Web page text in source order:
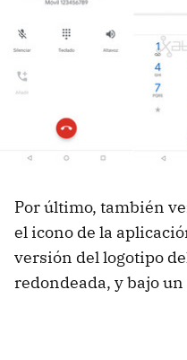
Por último, también
el icono de la
versión del logotipo
redondeada, y bajo